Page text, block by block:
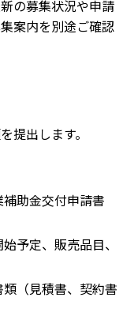
の募集状況や申請
案内を別途ご確認
提出します。
助金交付申請書
予定、販売品目、
（見積書、契約書